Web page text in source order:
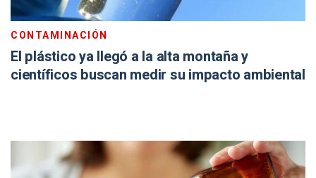
CONTAMINACIÓN
El plástico ya llegó a la alta montaña y
científicos buscan medir su impacto ambiental